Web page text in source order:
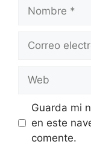
Nombre
Correo
Web
Guarda mi
en este
comente.